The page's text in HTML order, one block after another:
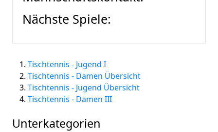
Nächste Spiele:
Tischtennis - Jugend I
Tischtennis - Damen Übersicht
Tischtennis - Jugend Übersicht
Tischtennis - Damen III
Unterkategorien